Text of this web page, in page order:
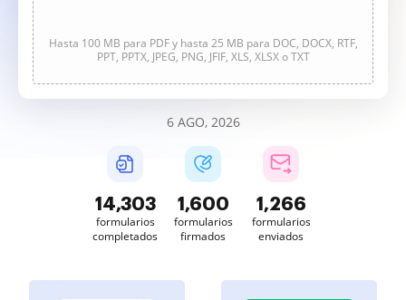
Hasta 100 MB para PDF y hasta 25 MB para DOC, DOCX, RTF,
PPT, PPTX, JPEG, PNG, JFIF, XLS, XLSX o TXT
6 AGO, 2026
14,303
formularios
completados
1,600
formularios
firmados
1,266
formularios
enviados